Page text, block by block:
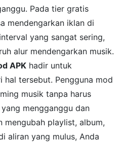
Pada tier gratis
mendengarkan iklan di
yang sangat sering,
alur mendengarkan musik.
APK hadir untuk
hal tersebut. Pengguna mod
musik tanpa harus
mengganggu dan
mengubah playlist, album,
aliran yang mulus, Anda